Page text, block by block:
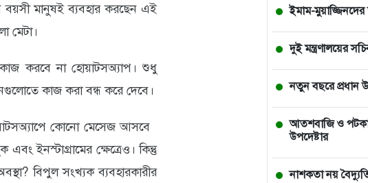
বয়সী মানুষই ব্যবহার করছেন এই
মেটা।
কাজ করবে না হোয়াটসঅ্যাপ। শুধু
কাজ করা বন্ধ করে দেবে।
কোনো মেসেজ আসবে
ইনস্টাগ্রামের ক্ষেত্রেও। কিন্তু
বিপুল সংখ‍্যক ব‍্যবহারকারীর
ইমাম-
দুই মন্ত্রণালয়ের
নতুন বছরে প্রধান
আতশবাজি ও পটকা
উপদেষ্টার
নাশকতা নয়